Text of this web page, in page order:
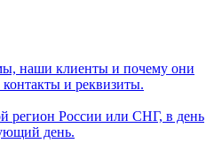
наши клиенты и почему они
и реквизиты.
регион России или СНГ, в день
день.